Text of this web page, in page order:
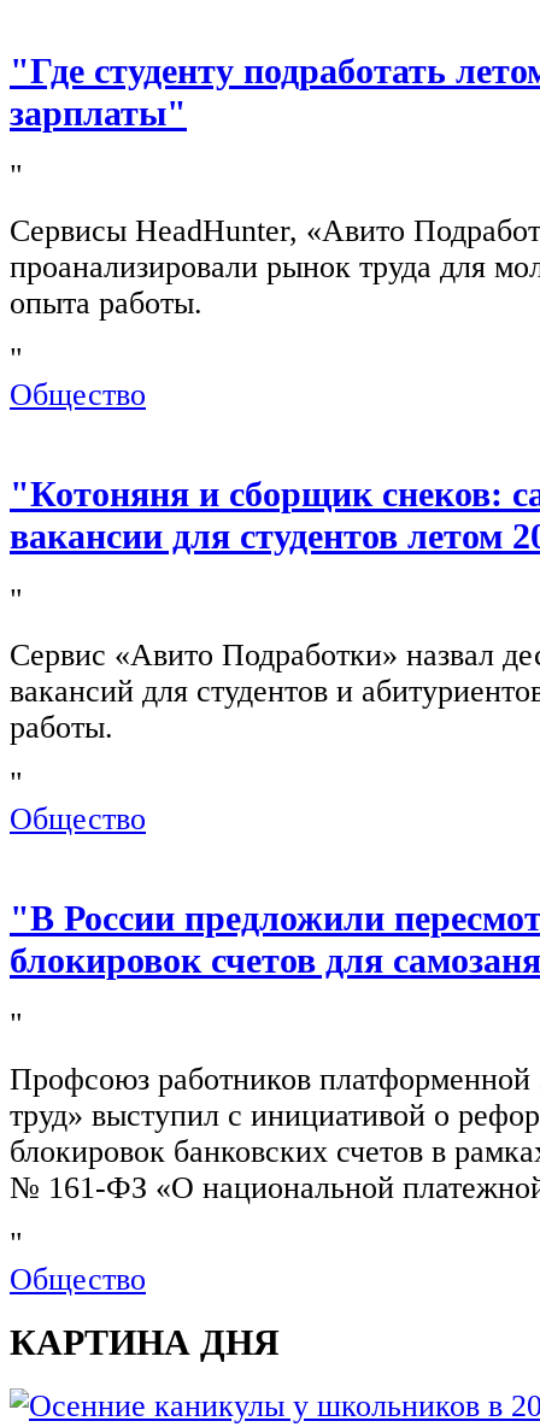
"Где студенту подработать
зарплаты"
"
Сервисы HeadHunter, «Авито
проанализировали рынок труда для
опыта работы.
"
Общество
"Котоняня и сборщик снеков:
вакансии для студентов летом
"
Сервис «Авито Подработки» назвал
вакансий для студентов и
работы.
"
Общество
"В России предложили
блокировок счетов для
"
Профсоюз работников
труд» выступил с инициативой о
блокировок банковских счетов в
№ 161-ФЗ «О национальной
"
Общество
КАРТИНА ДНЯ